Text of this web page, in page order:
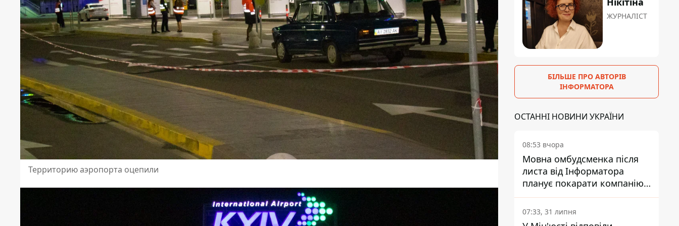
Территорию аэропорта оцепили
ЖУРНАЛІСТ
БІЛЬШЕ ПРО АВТОРІВ
ІНФОРМАТОРА
ОСТАННІ НОВИНИ УКРАЇНИ
08:53 вчора
Мовна омбудсменка після
листа від Інформатора
планує покарати компанію-
підрядника ПриватБанку
07:33, 31 липня